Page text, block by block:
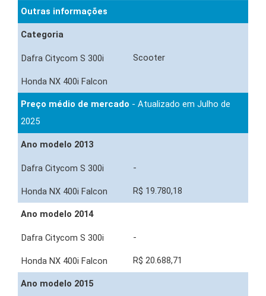
Outras informações
Categoria
Scooter
Preço médio de mercado - Atualizado em Julho de
2025
Ano modelo 2013
-
R$ 19.780,18
Ano modelo 2014
-
R$ 20.688,71
Ano modelo 2015